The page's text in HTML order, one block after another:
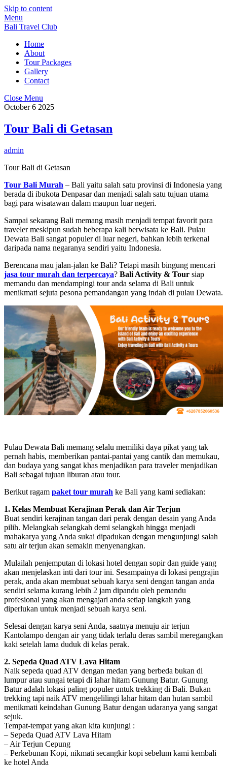
Skip to content
Menu
Bali Travel Club
Home
About
Tour Packages
Gallery
Contact
Close Menu
October 6 2025
Tour Bali di Getasan
admin
Tour Bali di Getasan
Tour Bali Murah – Bali yaitu salah satu provinsi di Indonesia yang
berada di ibukota Denpasar dan menjadi salah satu tujuan utama
bagi para wisatawan dalam maupun luar negeri.
Sampai sekarang Bali memang masih menjadi tempat favorit para
traveler meskipun sudah beberapa kali berwisata ke Bali. Pulau
Dewata Bali sangat populer di luar negeri, bahkan lebih terkenal
daripada nama negaranya sendiri yaitu Indonesia.
Berencana mau jalan-jalan ke Bali? Tetapi masih bingung mencari
jasa tour murah dan terpercaya? Bali Activity & Tour siap
memandu dan mendampingi tour anda selama di Bali untuk
menikmati sejuta pesona pemandangan yang indah di pulau Dewata.
Pulau Dewata Bali memang selalu memiliki daya pikat yang tak
pernah habis, memberikan pantai-pantai yang cantik dan memukau,
dan budaya yang sangat khas menjadikan para traveler menjadikan
Bali sebagai tujuan liburan atau tour.
Berikut ragam paket tour murah ke Bali yang kami sediakan:
1. Kelas Membuat Kerajinan Perak dan Air Terjun
Buat sendiri kerajinan tangan dari perak dengan desain yang Anda
pilih. Melangkah selangkah demi selangkah hingga menjadi
mahakarya yang Anda sukai dipadukan dengan mengunjungi salah
satu air terjun akan semakin menyenangkan.
Mulailah penjemputan di lokasi hotel dengan sopir dan guide yang
akan menjelaskan inti dari tour ini. Sesampainya di lokasi pengrajin
perak, anda akan membuat sebuah karya seni dengan tangan anda
sendiri selama kurang lebih 2 jam dipandu oleh pemandu
profesional yang akan mengajari anda setiap langkah yang
diperlukan untuk menjadi sebuah karya seni.
Selesai dengan karya seni Anda, saatnya menuju air terjun
Kantolampo dengan air yang tidak terlalu deras sambil meregangkan
kaki setelah lama duduk di kelas perak.
2. Sepeda Quad ATV Lava Hitam
Naik sepeda quad ATV dengan medan yang berbeda bukan di
lumpur atau sungai tetapi di lahar hitam Gunung Batur. Gunung
Batur adalah lokasi paling populer untuk trekking di Bali. Bukan
trekking tapi naik ATV mengelilingi lahar hitam dan hutan sambil
menikmati keindahan Gunung Batur dengan udaranya yang sangat
sejuk.
Tempat-tempat yang akan kita kunjungi :
– Sepeda Quad ATV Lava Hitam
– Air Terjun Cepung
– Perkebunan Kopi, nikmati secangkir kopi sebelum kami kembali
ke hotel Anda